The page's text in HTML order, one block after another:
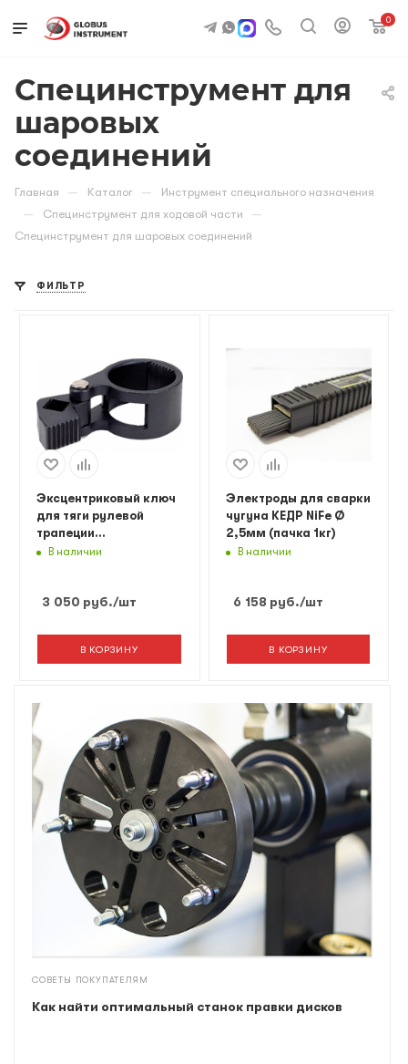
0
Специнструмент для
шаровых
соединений
Главная — Каталог — Инструмент специального назначения
— Специнструмент для ходовой части —
Специнструмент для шаровых соединений
ФИЛЬТР
Эксцентриковый ключ
для тяги рулевой
трапеции
СТАНКОИМПОРТ, KA-
В наличии
3 050 руб./шт
В КОРЗИНУ
Электроды для сварки
чугуна КЕДР NiFe Ø
2,5мм (пачка 1кг)
В наличии
6 158 руб./шт
В КОРЗИНУ
СОВЕТЫ ПОКУПАТЕЛЯМ
Как найти оптимальный станок правки дисков